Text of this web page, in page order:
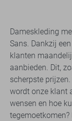
Dameskleding
Sans. Dankzij
klanten
aanbieden. Dit,
scherpste
wordt onze klant
wensen en hoe